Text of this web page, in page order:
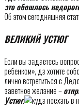
это обошлось
Об этом сегодняшняя
ВЕЛИКИЙ УСТЮГ
Если вы задаетесь
ребенком», да хотите
лично встретиться с
заветное желание –
Устюг.